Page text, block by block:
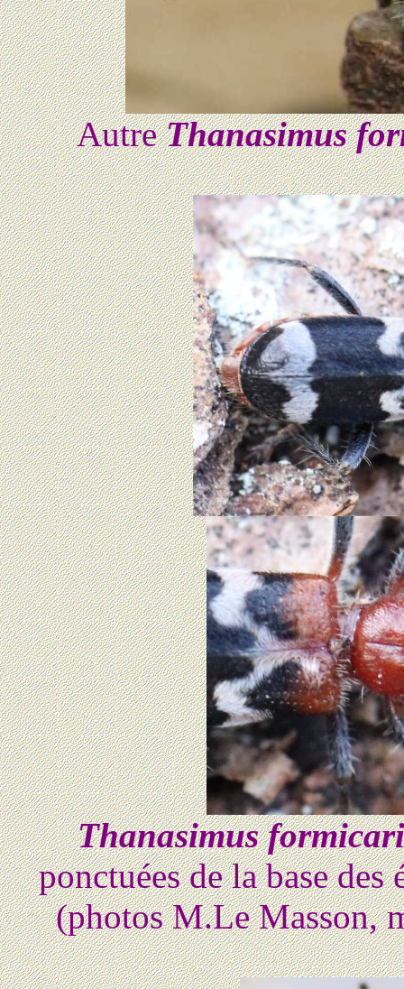
AutreThanasimus
Thanasimus
ponctuées de la base
(photos M.Le Masson,